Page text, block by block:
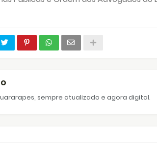
sempre atualizado e agora digital.